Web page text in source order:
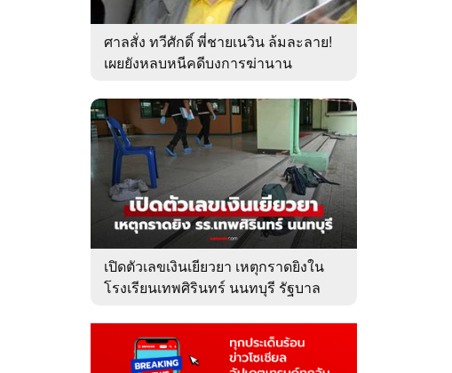
ศาลสั่ง ทวีศักดิ์ พี่ชายเนวิน ล้มละลาย!
เผยยังหลบหนีคดีบงการฆ่านาน
เปิดตัวเลขเงินเยียวยา เหตุกราดยิงใน
โรงเรียนเทพศิรินทร์ นนทบุรี รัฐบาล